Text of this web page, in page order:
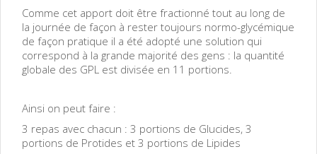
Comme cet apport doit être fractionné tout au long de
la journée de façon à rester toujours normo-glycémique
de façon pratique il a été adopté une solution qui
correspond à la grande majorité des gens : la quantité
globale des GPL est divisée en 11 portions.
Ainsi on peut faire :
3 repas avec chacun : 3 portions de Glucides, 3
portions de Protides et 3 portions de Lipides